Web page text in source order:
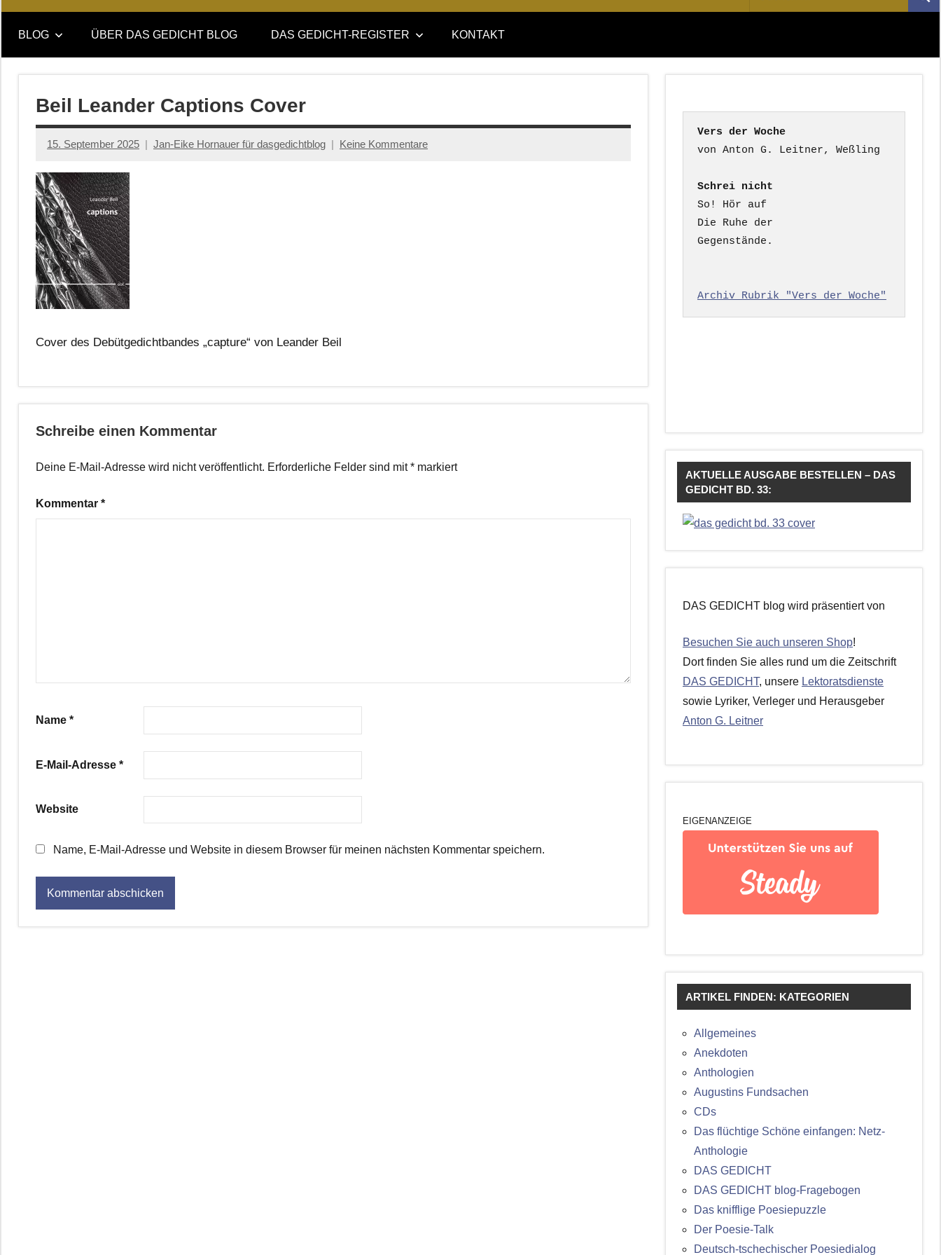
DAS
GEDICHT
blog
DAS
GEDICHT.
Zeitschrift
nach:
BLOG ÜBER DAS GEDICHT BLOG DAS GEDICHT-REGISTER KONTAKT
Beil Leander Captions Cover
15. September 2025 Jan-Eike Hornauer für dasgedichtblog Keine Kommentare
Cover des Debütgedichtbandes „capture“ von Leander Beil
Schreibe einen Kommentar
Deine E-Mail-Adresse wird nicht veröffentlicht. Erforderliche Felder sind mit* markiert
Kommentar *
Name *
E-Mail-Adresse *
Website
Name, E-Mail-Adresse und Website in diesem Browser für meinen nächsten Kommentar speichern.
Vers der Woche
Schrei nicht
So! Hör auf
Die Ruhe der
Gegenstände.
Archiv Rubrik "Vers der Woche"
AKTUELLE AUSGABE BESTELLEN – DAS
GEDICHT BD. 33:
DAS GEDICHT blog wird präsentiert von
Besuchen Sie auch unseren Shop!
Dort finden Sie alles rund um die Zeitschrift
DAS GEDICHT, unsere Lektoratsdienste
sowie Lyriker, Verleger und Herausgeber
Anton G. Leitner
EIGENANZEIGE
ARTIKEL FINDEN: KATEGORIEN
Allgemeines
Anekdoten
Anthologien
Augustins Fundsachen
CDs
Das flüchtige Schöne einfangen: Netz-
Anthologie
DAS GEDICHT
DAS GEDICHT blog-Fragebogen
Das knifflige Poesiepuzzle
Der Poesie-Talk
Deutsch-tschechischer Poesiedialog